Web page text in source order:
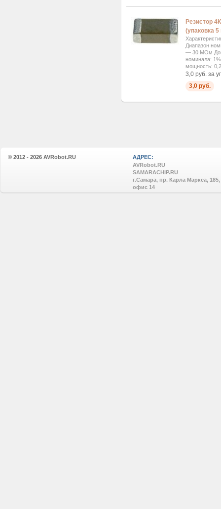
Резистор
(упаковка 5
Диапазон
— 30 МОм
номинала:
мощность:
3,0 руб. за
3,0 руб.
© 2012 - 2026 AVRobot.RU
АДРЕС:
AVRobot.RU
SAMARACHIP.RU
г.Самара, пр. Карла Маркса, 185,
офис 14